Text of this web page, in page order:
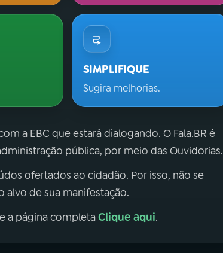
SIMPLIFIQUE
Sugira melhorias.
a EBC que estará dialogando. O Fala.BR é
pública, por meio das Ouvidorias.
ofertados ao cidadão. Por isso, não se
alvo de sua manifestação.
a página completaClique aqui.